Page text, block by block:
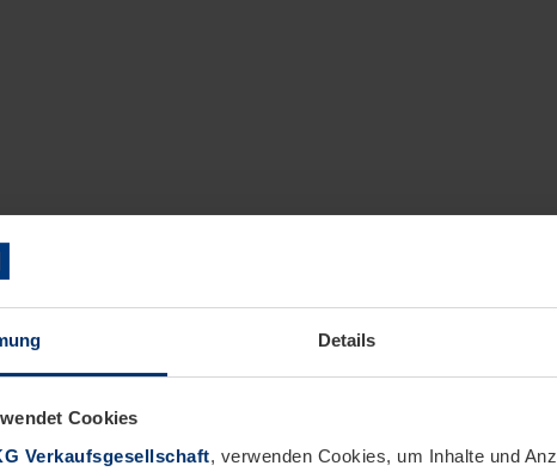
Details
Cookies
Verkaufsgesellschaft, verwenden Cookies, um Inhalte und